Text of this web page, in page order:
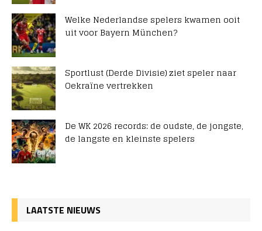
Welke Nederlandse spelers kwamen ooit
uit voor Bayern München?
Sportlust (Derde Divisie) ziet speler naar
Oekraïne vertrekken
De WK 2026 records: de oudste, de jongste,
de langste en kleinste spelers
LAATSTE NIEUWS